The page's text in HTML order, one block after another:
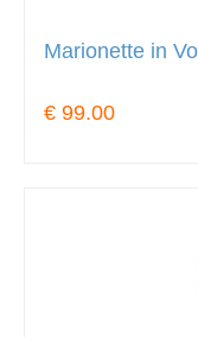
Marionette in
€ 99.00